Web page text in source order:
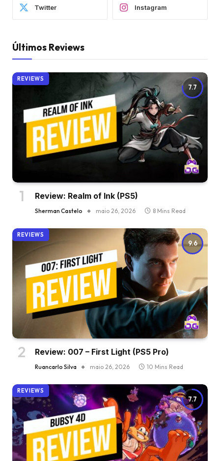
Twitter Instagram
Últimos Reviews
7.7
REVIEWS
Review: Realm of Ink (PS5)
Sherman Castelo maio 26, 2026 8 Mins Read
9.6
REVIEWS
Review: 007 – First Light (PS5 Pro)
Ruancarlo Silva maio 26, 2026 10 Mins Read
7.7
REVIEWS